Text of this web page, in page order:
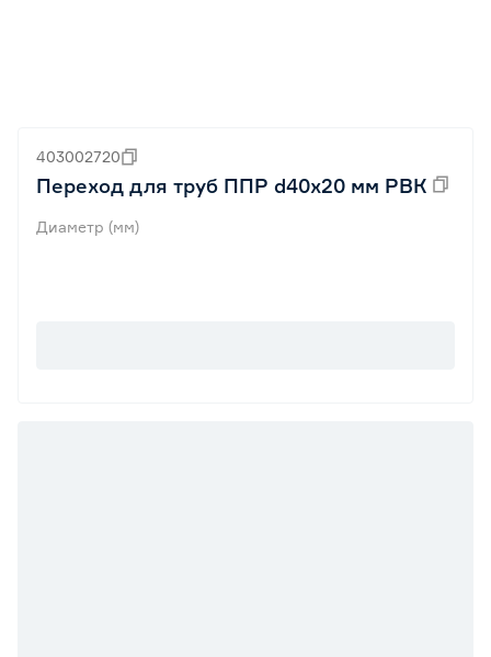
403002720
Переход для труб ППР d40x20 мм РВК
Диаметр (мм)